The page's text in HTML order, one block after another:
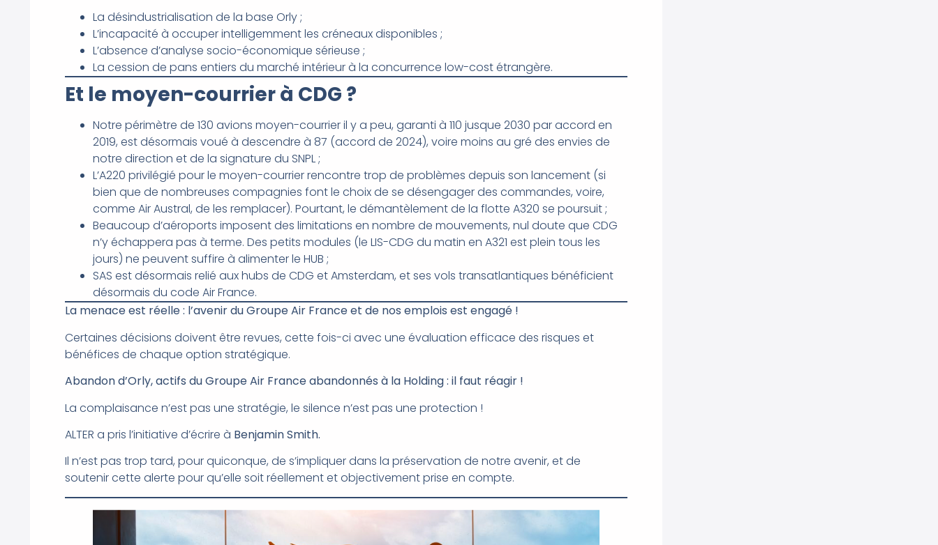
La désindustrialisation de la base Orly ;
L’incapacité à occuper intelligemment les créneaux disponibles ;
L’absence d’analyse socio-économique sérieuse ;
La cession de pans entiers du marché intérieur à la concurrence low-cost étrangère.
Et le moyen-courrier à CDG ?
Notre périmètre de 130 avions moyen-courrier il y a peu, garanti à 110 jusque 2030 par accord en
2019, est désormais voué à descendre à 87 (accord de 2024), voire moins au gré des envies de
notre direction et de la signature du SNPL ;
L’A220 privilégié pour le moyen-courrier rencontre trop de problèmes depuis son lancement (si
bien que de nombreuses compagnies font le choix de se désengager des commandes, voire,
comme Air Austral, de les remplacer). Pourtant, le démantèlement de la flotte A320 se poursuit ;
Beaucoup d’aéroports imposent des limitations en nombre de mouvements, nul doute que CDG
n’y échappera pas à terme. Des petits modules (le LIS-CDG du matin en A321 est plein tous les
jours) ne peuvent suffire à alimenter le HUB ;
SAS est désormais relié aux hubs de CDG et Amsterdam, et ses vols transatlantiques bénéficient
désormais du code Air France.
La menace est réelle : l’avenir du Groupe Air France et de nos emplois est engagé !
Certaines décisions doivent être revues, cette fois-ci avec une évaluation efficace des risques et
bénéfices de chaque option stratégique.
Abandon d’Orly, actifs du Groupe Air France abandonnés à la Holding : il faut réagir !
La complaisance n’est pas une stratégie, le silence n’est pas une protection !
ALTER a pris l’initiative d’écrire à Benjamin Smith.
Il n’est pas trop tard, pour quiconque, de s’impliquer dans la préservation de notre avenir, et de
soutenir cette alerte pour qu’elle soit réellement et objectivement prise en compte.